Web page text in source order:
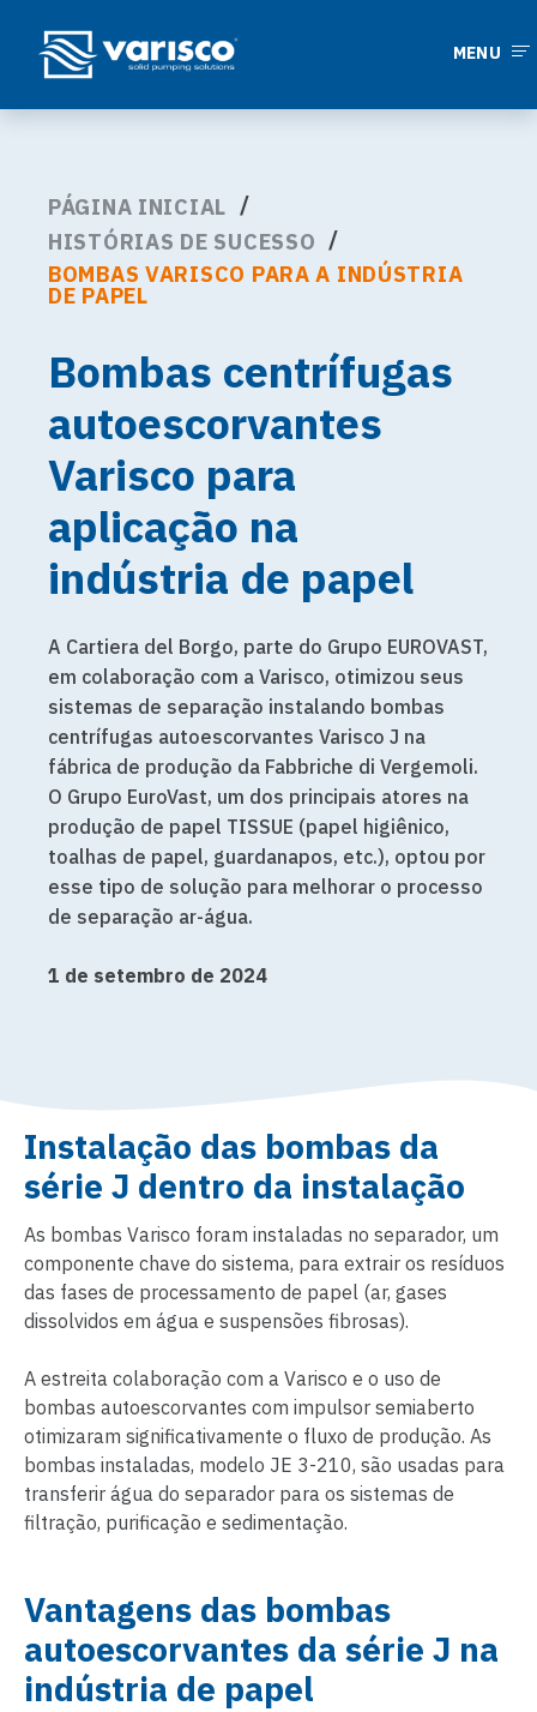
MENU
PÁGINA INICIAL
HISTÓRIAS DE SUCESSO
BOMBAS VARISCO PARA A INDÚSTRIA
DE PAPEL
Bombas centrífugas
autoescorvantes
Varisco para
aplicação na
indústria de papel
A Cartiera del Borgo, parte do Grupo EUROVAST,
em colaboração com a Varisco, otimizou seus
sistemas de separação instalando bombas
centrífugas autoescorvantes Varisco J na
fábrica de produção da Fabbriche di Vergemoli.
O Grupo EuroVast, um dos principais atores na
produção de papel TISSUE (papel higiênico,
toalhas de papel, guardanapos, etc.), optou por
esse tipo de solução para melhorar o processo
de separação ar-água.
1 de setembro de 2024
Instalação das bombas da
série J dentro da instalação
As bombas Varisco foram instaladas no separador, um
componente chave do sistema, para extrair os resíduos
das fases de processamento de papel (ar, gases
dissolvidos em água e suspensões fibrosas).
A estreita colaboração com a Varisco e o uso de
bombas autoescorvantes com impulsor semiaberto
otimizaram significativamente o fluxo de produção. As
bombas instaladas, modelo JE 3-210, são usadas para
transferir água do separador para os sistemas de
filtração, purificação e sedimentação.
Vantagens das bombas
autoescorvantes da série J na
indústria de papel